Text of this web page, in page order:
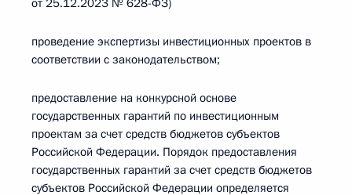
от 25.12.2023 № 628-ФЗ)
проведение экспертизы инвестиционных проектов в
соответствии с законодательством;
предоставление на конкурсной основе
государственных гарантий по инвестиционным
проектам за счет средств бюджетов субъектов
Российской Федерации. Порядок предоставления
государственных гарантий за счет средств бюджетов
субъектов Российской Федерации определяется